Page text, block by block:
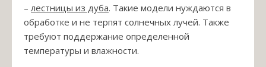
–лестницы из дуба. Такие модели нуждаются в
обработке и не терпят солнечных лучей. Также
требуют поддержание определенной
температуры и влажности.